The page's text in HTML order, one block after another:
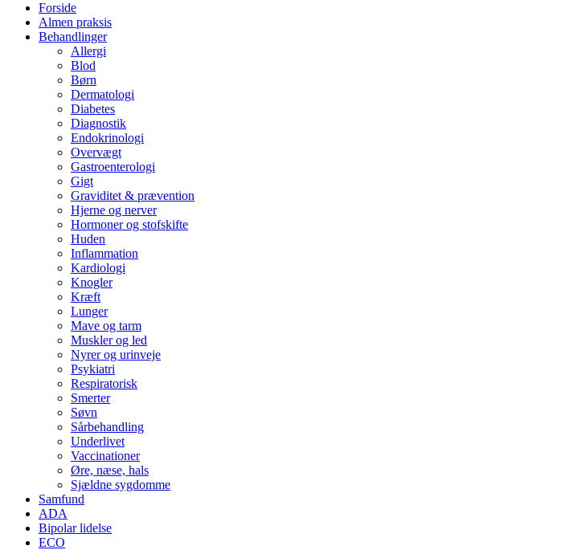
Forside
Almen praksis
Behandlinger
Allergi
Blod
Børn
Dermatologi
Diabetes
Diagnostik
Endokrinologi
Overvægt
Gastroenterologi
Gigt
Graviditet & prævention
Hjerne og nerver
Hormoner og stofskifte
Huden
Inflammation
Kardiologi
Knogler
Kræft
Lunger
Mave og tarm
Muskler og led
Nyrer og urinveje
Psykiatri
Respiratorisk
Smerter
Søvn
Sårbehandling
Underlivet
Vaccinationer
Øre, næse, hals
Sjældne sygdomme
Samfund
ADA
Bipolar lidelse
ECO